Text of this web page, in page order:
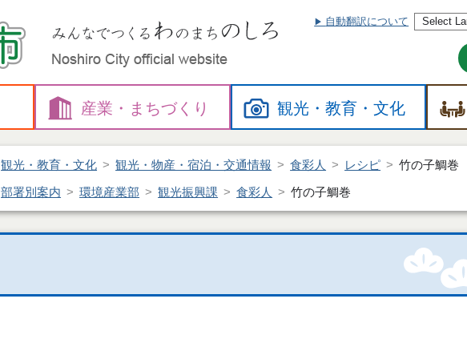
自動翻訳について
産業・ まちづくり 観光・教育・文化
観光・教育・文化 観光・物産・宿泊・交通情報 食彩人 レシピ 竹の子鯛巻
部署別案内 環境産業部 観光振興課 食彩人 竹の子鯛巻